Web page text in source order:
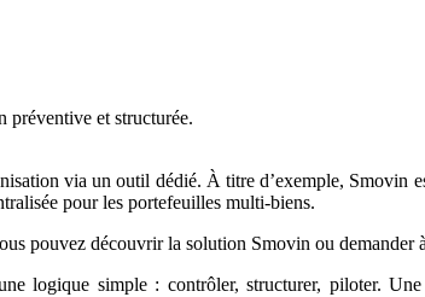
préventive et structurée.
via un outil dédié. À titre d’exemple, Smovin
pour les portefeuilles multi-biens.
pouvez découvrir la solution Smovin ou demander
logique simple : contrôler, structurer, piloter.